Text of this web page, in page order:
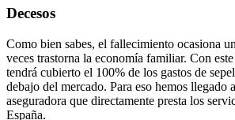
Decesos
Como bien sabes, el fallecimiento ocasiona
veces trastorna la economía familiar. Con
tendrá cubierto el 100% de los gastos de
debajo del mercado. Para eso hemos llegado
aseguradora que directamente presta los
España.